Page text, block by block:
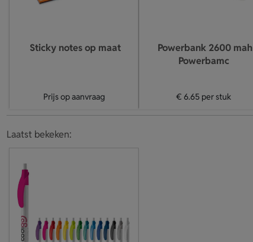
Sticky notes op maat
Prijs op aanvraag
Powerbank 2600 mah
Powerbamc
€ 6.65 per stuk
Laatst bekeken: